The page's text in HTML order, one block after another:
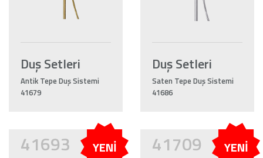
Duş Setleri
Antik Tepe Duş Sistemi
41679
Duş Setleri
Saten Tepe Duş Sistemi
41686
41693 YENİ 41709 YENİ